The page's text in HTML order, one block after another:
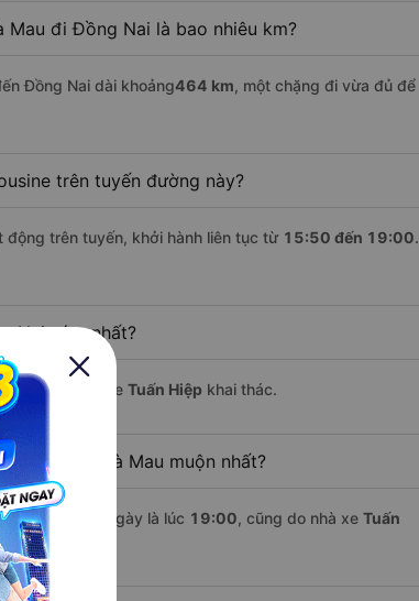
Mau đi Đồng Nai là bao nhiêu km?
Đồng Nai dài khoảng464 km, một chặng đi vừa đủ để
trên tuyến đường này?
động trên tuyến, khởi hành liên tục từ 15:50 đến 19:00.
Nai sớm nhất?
, do nhà xe Tuấn Hiệp khai thác.
Văn Thời - Cà Mau muộn nhất?
cùng trong ngày là lúc 19:00, cũng do nhà xe Tuấn